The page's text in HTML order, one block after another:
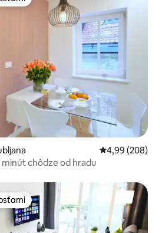
hosťami
Priemerné
4,99 (208)
minút chôdze od hradu
hosťami